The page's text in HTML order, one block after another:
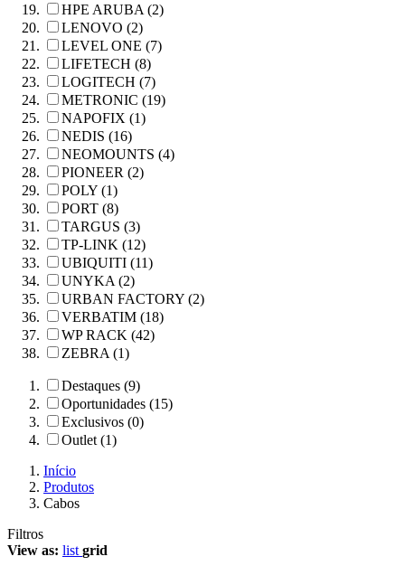
HPE ARUBA (2)
LENOVO (2)
LEVEL ONE (7)
LIFETECH (8)
LOGITECH (7)
METRONIC (19)
NAPOFIX (1)
NEDIS (16)
NEOMOUNTS (4)
PIONEER (2)
POLY (1)
PORT (8)
TARGUS (3)
TP-LINK (12)
UBIQUITI (11)
UNYKA (2)
URBAN FACTORY (2)
VERBATIM (18)
WP RACK (42)
ZEBRA (1)
Destaques (9)
Oportunidades (15)
Exclusivos (0)
Outlet (1)
Início
Produtos
Cabos
Filtros
View as: list grid